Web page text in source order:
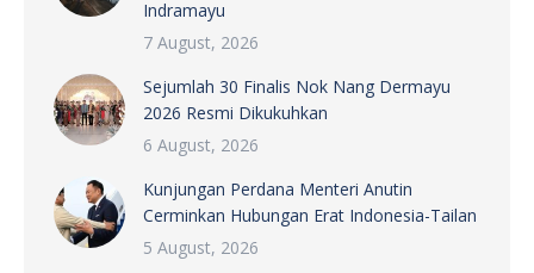
Indramayu
7 August, 2026
Sejumlah 30 Finalis Nok Nang Dermayu
2026 Resmi Dikukuhkan
6 August, 2026
Kunjungan Perdana Menteri Anutin
Cerminkan Hubungan Erat Indonesia-Tailan
5 August, 2026